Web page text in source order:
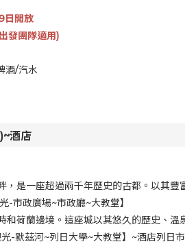
日開放
發團隊適用)
酒/汽水
酒店
，是一座超過兩千年歷史的古都。以其
-市政廣場~市政廳~大教堂】
荷蘭邊境。這座城以其悠久的歷史、溫
光-默茲河~列日大學~大教堂】~酒店列